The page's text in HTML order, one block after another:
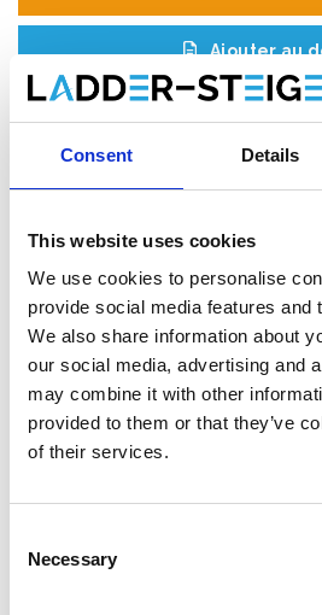
Consent Details
This website uses cookies
We use cookies to personalise
provide social media features and
We also share information about
our social media, advertising and
may combine it with other
provided to them or that they’ve
of their services.
Selection
Necessary
Ajouter au
Description
L'échafaudage roulant universel
échafaudage roulant en aluminium
d'assise
forme avec un plaque en bois.